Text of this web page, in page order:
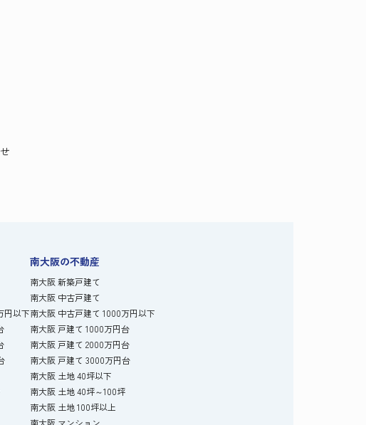
円以下
南大阪の不動産
南大阪 新築戸建て
南大阪 中古戸建て
南大阪 中古戸建て 1000万円以下
南大阪 戸建て 1000万円台
南大阪 戸建て 2000万円台
南大阪 戸建て 3000万円台
南大阪 土地 40坪以下
南大阪 土地 40坪～100坪
南大阪 土地 100坪以上
南大阪 マンション